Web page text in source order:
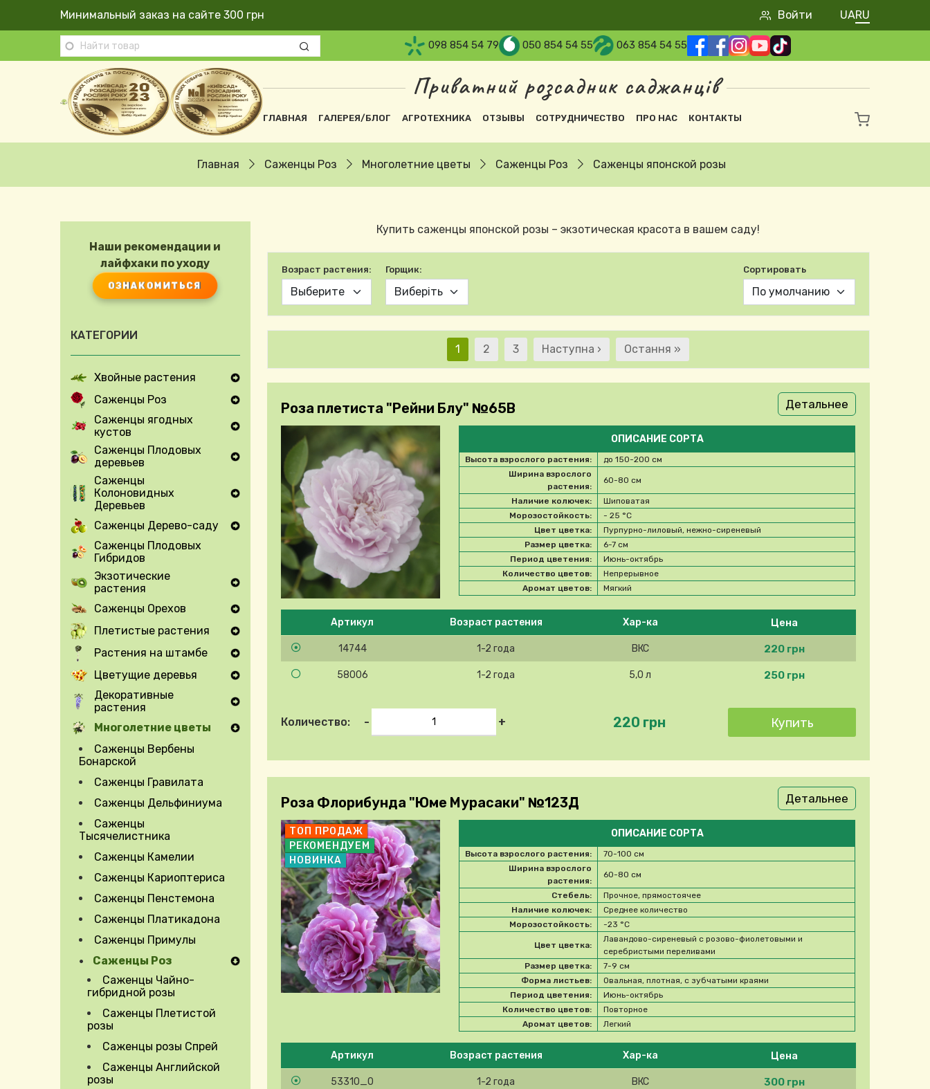
Перейти к основному содержанию
Минимальный заказ на сайте 300 грн User account
Войти UARU
098 854 54 79 050 854 54 55 063 854 54 55
Приватний розсадник саджанців
Основна навіґація
ГЛАВНАЯ ГАЛЕРЕЯ/БЛОГ АГРОТЕХНИКА ОТЗЫВЫ СОТРУДНИЧЕСТВО ПРО НАС КОНТАКТЫ
Строка навигации
Главная Саженцы Роз Многолетние цветы Саженцы Роз Саженцы японской розы
Наши рекомендации и
лайфхаки по уходу
ОЗНАКОМИТЬСЯ
КАТЕГОРИИ
Хвойные растения
Expand Secondary Navigation Menu
Саженцы Роз
Expand Secondary Navigation Menu
Саженцы ягодных
кустов
Expand Secondary Navigation Menu
Саженцы Плодовых
деревьев
Expand Secondary Navigation Menu
Саженцы
Колоновидных
Деревьев
Expand Secondary Navigation Menu
Саженцы Дерево-саду
Expand Secondary Navigation Menu
Саженцы Плодовых
Гибридов
Экзотические
растения
Expand Secondary Navigation Menu
Саженцы Орехов
Expand Secondary Navigation Menu
Плетистые растения
Expand Secondary Navigation Menu
Растения на штамбе
Expand Secondary Navigation Menu
Цветущие деревья
Expand Secondary Navigation Menu
Декоративные
растения
Expand Secondary Navigation Menu
Многолетние цветы
Саженцы Вербены
Бонарской
Саженцы Гравилата
Саженцы Дельфиниума
Саженцы
Тысячелистника
Саженцы Камелии
Саженцы Кариоптериса
Саженцы Пенстемона
Саженцы Платикадона
Саженцы Примулы
Саженцы Роз
Саженцы Чайно-
гибридной розы
Саженцы Плетистой
розы
Саженцы розы Спрей
Саженцы Английской
розы
Купить саженцы японской розы – экзотическая красота в вашем саду!
Возраст растения: Горщик: Сортировать
Нумерация страниц
Текущая страница
1 Страница
2 Страница
3 Следующая страница
Наступна › Последняя страница
Остання »
Роза плетиста "Рейни Блу" №65В Детальнее
ОПИСАНИЕ СОРТА
Высота взрослого растения:
до 150-200 см
Ширина взрослого
растения:
60-80 см
Наличие колючек:
Шиповатая
Морозостойкость:
- 25 °C
Цвет цветка:
Пурпурно-лиловый, нежно-сиреневый
Размер цветка:
6-7 см
Период цветения:
Июнь-октябрь
Количество цветов:
Непрерывное
Аромат цветов:
Мягкий
Please select product
Артикул Возраст растения Хар-ка Цена
14744 1-2 года ВКС 220 грн
58006 1-2 года 5,0 л 250 грн
Количество: - + 220 грн
Роза Флорибунда "Юме Мурасаки" №123Д Детальнее
ТОП ПРОДАЖ
РЕКОМЕНДУЕМ
НОВИНКА
ОПИСАНИЕ СОРТА
Высота взрослого растения:
70-100 см
Ширина взрослого
растения:
60-80 см
Стебель:
Прочное, прямостоячее
Наличие колючек:
Среднее количество
Морозостойкость:
-23 °C
Цвет цветка:
Лавандово-сиреневый с розово-фиолетовыми и
серебристыми переливами
Размер цветка:
7-9 см
Форма листьев:
Овальная, плотная, с зубчатыми краями
Период цветения:
Июнь-октябрь
Количество цветов:
Повторное
Аромат цветов:
Легкий
Please select product
Артикул Возраст растения Хар-ка Цена
53310_0 1-2 года ВКС 300 грн